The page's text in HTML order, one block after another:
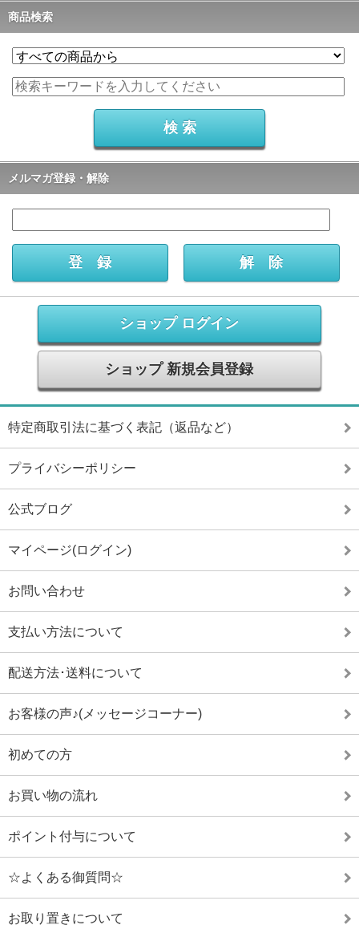
商品検索
メルマガ登録・解除
ショップ ログイン
ショップ 新規会員登録
特定商取引法に基づく表記（返品など）
プライバシーポリシー
公式ブログ
マイページ(ログイン)
お問い合わせ
支払い方法について
配送方法･送料について
お客様の声♪(メッセージコーナー)
初めての方
お買い物の流れ
ポイント付与について
☆よくある御質問☆
お取り置きについて